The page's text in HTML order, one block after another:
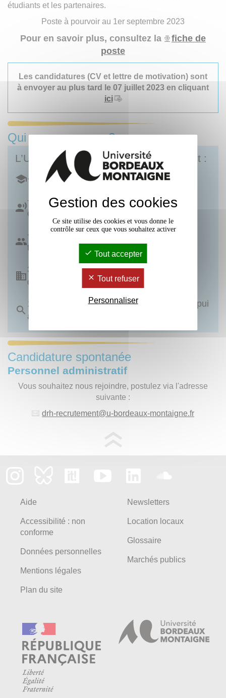
étudiants et les partenaires.
Poste à pourvoir au 1er septembre 2023
Pour en savoir plus, consultez la
fiche de
poste
Les candidatures (CV et lettre de motivation) sont
à envoyer au plus tard le 07 juillet 2023 en cliquant
ici
Qui sommes-nous ?
L’Université Bordeaux Montaigne c’est :
+ de 16 500 étudiant·es
+ de 700 personnels enseignants et
chercheurs
+ de 500 personnels administratifs et
techniques
3 UFR, 2 instituts (IJBA et IUT), 1 école
doctorale, 1 Cité des langues (CLEFF)
16 équipes de recherche dont 1 unité d’appui
à la recherche
Candidature spontanée
Personnel administratif
Vous souhaitez nous rejoindre, postulez via l'adresse
suivante :
drh-recrutement@u-bordeaux-montaigne.fr
Aide
Accessibilité : non
conforme
Données personnelles
Mentions légales
Plan du site
Newsletters
Location locaux
Glossaire
Marchés publics
Gestion des cookies
Ce site utilise des cookies et vous donne le
contrôle sur ceux que vous souhaitez activer
Tout accepter
Tout refuser
Personnaliser